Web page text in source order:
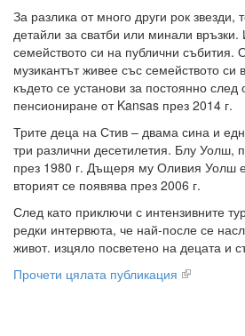
За разлика от много други рок звезди,
детайли за сватби или минали връзки.
семейството си на публични събития.
музикантът живее със семейството
където се установи за постоянно след
пенсиониране от Kansas през 2014 г.
Трите деца на Стив – двама сина и
три различни десетилетия. Блу Уолш,
през 1980 г. Дъщеря му Оливия Уолш
вторият се появява през 2006 г.
След като приключи с интензивните
редки интервюта, че най-после се
живот. изцяло посветено на децата и
Прочети цялата публикация